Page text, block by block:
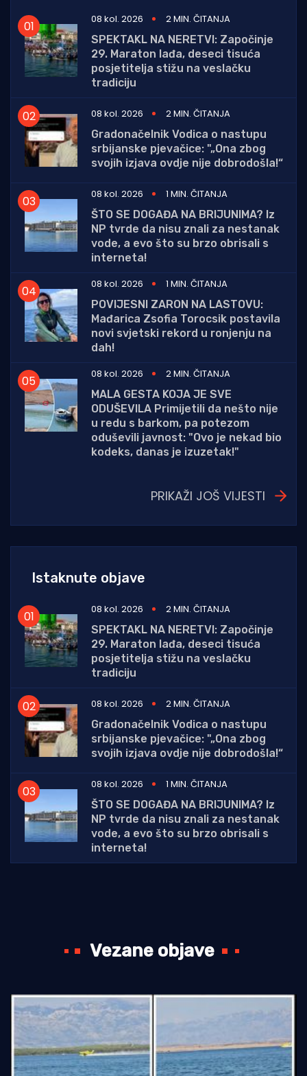
08 kol. 2026
2 MIN. ČITANJA
SPEKTAKL NA NERETVI: Započinje
29. Maraton lađa, deseci tisuća
posjetitelja stižu na veslačku
tradiciju
08 kol. 2026
2 MIN. ČITANJA
Gradonačelnik Vodica o nastupu
srbijanske pjevačice: "„Ona zbog
svojih izjava ovdje nije dobrodošla!“
08 kol. 2026
1 MIN. ČITANJA
ŠTO SE DOGAĐA NA BRIJUNIMA? Iz
NP tvrde da nisu znali za nestanak
vode, a evo što su brzo obrisali s
interneta!
08 kol. 2026
1 MIN. ČITANJA
POVIJESNI ZARON NA LASTOVU:
Mađarica Zsofia Torocsik postavila
novi svjetski rekord u ronjenju na
dah!
08 kol. 2026
2 MIN. ČITANJA
MALA GESTA KOJA JE SVE
ODUŠEVILA Primijetili da nešto nije
u redu s barkom, pa potezom
oduševili javnost: "Ovo je nekad bio
kodeks, danas je izuzetak!"
PRIKAŽI JOŠ VIJESTI
Istaknute objave
08 kol. 2026
2 MIN. ČITANJA
SPEKTAKL NA NERETVI: Započinje
29. Maraton lađa, deseci tisuća
posjetitelja stižu na veslačku
tradiciju
08 kol. 2026
2 MIN. ČITANJA
Gradonačelnik Vodica o nastupu
srbijanske pjevačice: "„Ona zbog
svojih izjava ovdje nije dobrodošla!“
08 kol. 2026
1 MIN. ČITANJA
ŠTO SE DOGAĐA NA BRIJUNIMA? Iz
NP tvrde da nisu znali za nestanak
vode, a evo što su brzo obrisali s
interneta!
Vezane objave